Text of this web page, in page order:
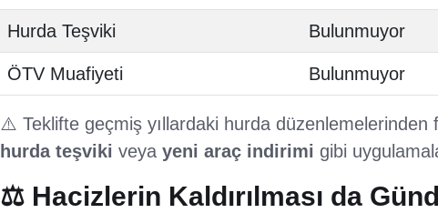
Hurda Teşviki Bulunmuyor
ÖTV Muafiyeti Bulunmuyor
⚠️ Teklifte geçmiş yıllardaki hurda düzenlemelerinden
hurda teşviki veya yeni araç indirimi gibi
⚖️ Hacizlerin Kaldırılması da